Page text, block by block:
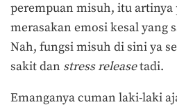
perempuan misuh, itu artinya
merasakan emosi kesal yang
Nah, fungsi misuh di sini ya
sakit dan stress releasetadi.
Emanganya cuman laki-laki